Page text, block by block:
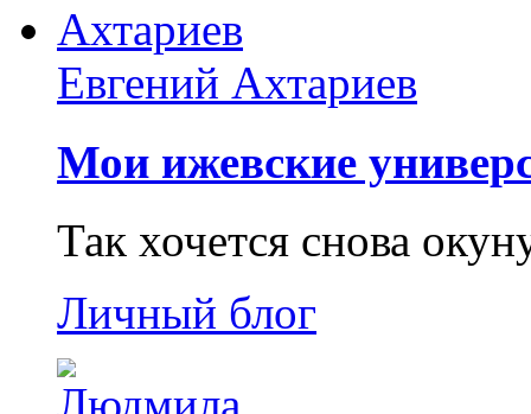
Евгений Ахтариев
Мои ижевские
Так хочется снова
Личный блог